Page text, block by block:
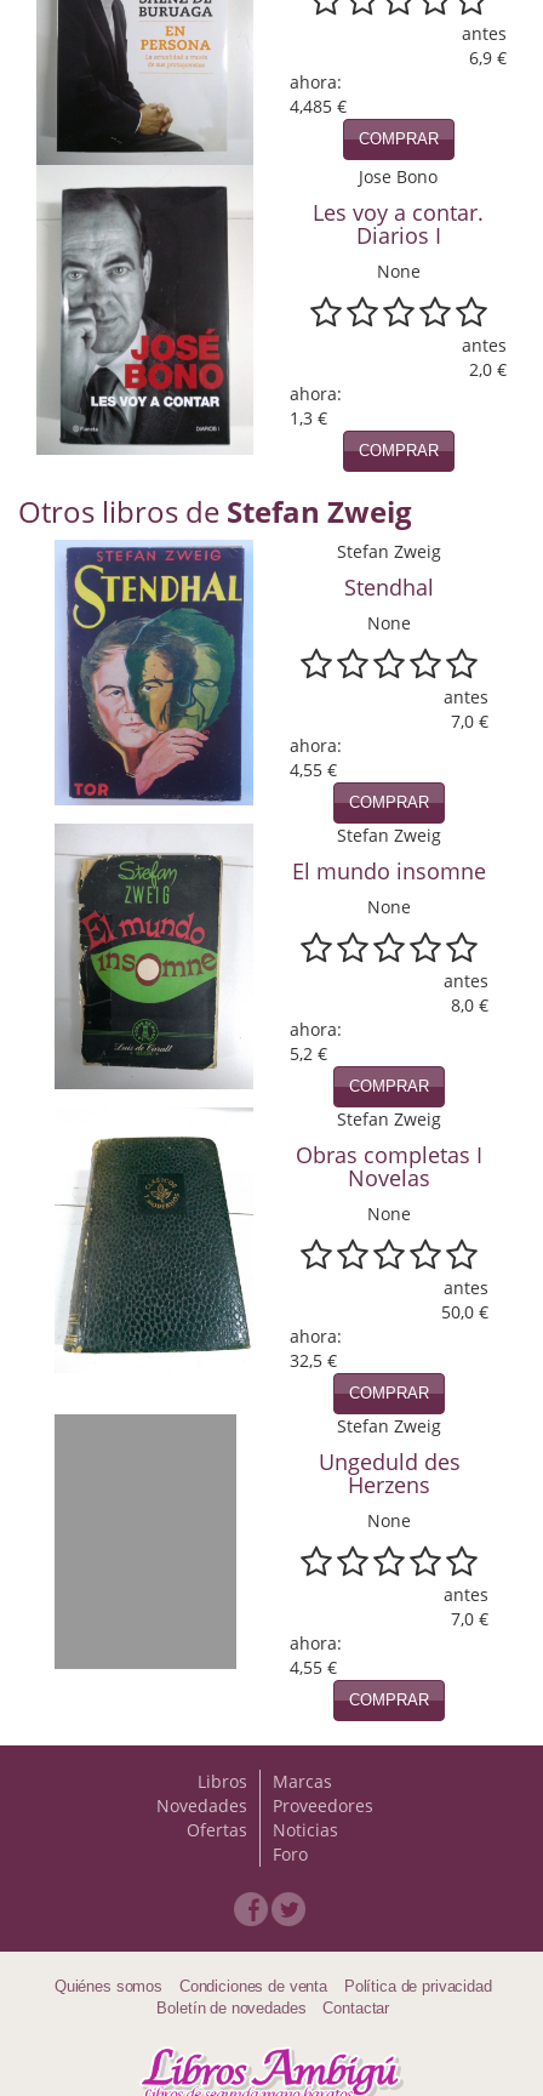
Infantil y juvenil. Nuevo!!!
Literatura fantástica
Literatura hispanoamericana
Local
Mafia y espionaje
Matemáticas
Medicina
Música
Novela Extranjera
Novela fantástica
Novela histórica
Novela negra
Novela romántica
Otros idiomas
Papás, Mamás, bebés...
Papás, Mamás, Bebés...
Papás, Mamás, Bebés…
Política
Psicología. Educación
Segunda Guerra Mundial
Sobre Madrid
Teatro
antes
6,9 €
ahora:
4,485 €
COMPRAR
Jose Bono
Les voy a contar.
Diarios I
None
antes
2,0 €
ahora:
1,3 €
COMPRAR
Otros libros de Stefan Zweig
Stefan Zweig
Stendhal
None
antes
7,0 €
ahora:
4,55 €
COMPRAR
Stefan Zweig
El mundo insomne
None
antes
8,0 €
ahora:
5,2 €
COMPRAR
Stefan Zweig
Obras completas I
Novelas
None
antes
50,0 €
ahora:
32,5 €
COMPRAR
Stefan Zweig
Ungeduld des
Herzens
None
antes
7,0 €
ahora:
4,55 €
COMPRAR
Libros
Novedades
Ofertas
Marcas
Proveedores
Noticias
Foro
Quiénes somos Condiciones de venta
Política de privacidad
Boletín de novedades
Contactar